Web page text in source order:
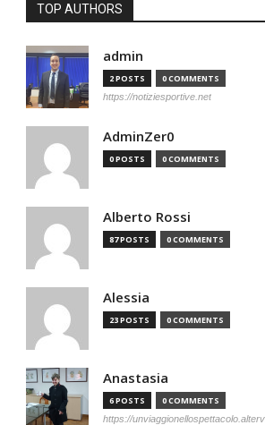
TOP AUTHORS
admin
2 POSTS 0 COMMENTS
https://notiziesportive.net
AdminZer0
0 POSTS 0 COMMENTS
Alberto Rossi
87 POSTS 0 COMMENTS
Alessia
23 POSTS 0 COMMENTS
Anastasia
6 POSTS 0 COMMENTS
https://